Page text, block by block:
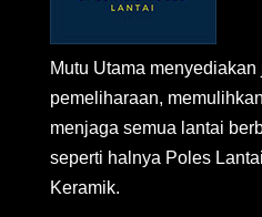
Mutu Utama
pemeliharaan,
menjaga semua lantai
seperti halnya Poles
Keramik.